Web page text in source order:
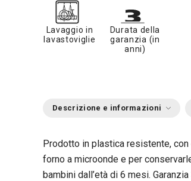
Lavaggio in
lavastoviglie
Durata della
garanzia (in
anni)
Descrizione e informazioni
Prodotto in plastica resistente,
forno a microonde e per
bambini dall’età di 6 mesi. Garanzia